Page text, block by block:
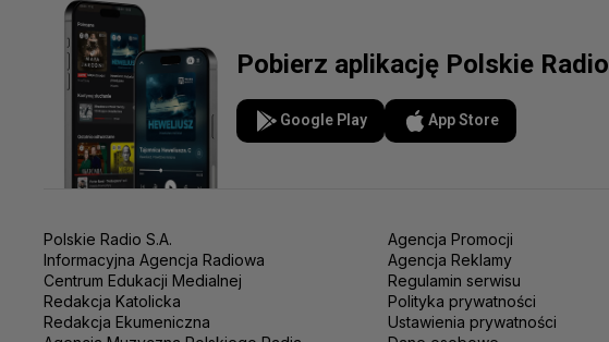
Pobierz aplikację Polskie Radio
Google Play App Store
Polskie Radio S.A.
Informacyjna Agencja Radiowa
Centrum Edukacji Medialnej
Redakcja Katolicka
Redakcja Ekumeniczna
Agencja Promocji
Agencja Reklamy
Regulamin serwisu
Polityka prywatności
Ustawienia prywatności